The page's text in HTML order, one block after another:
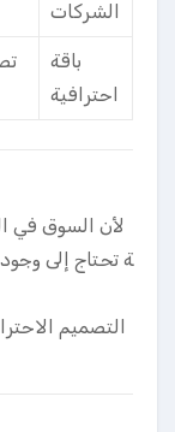
الشركات
باقة
احترافية
لأن السوق في
ة تحتاج إلى
التصميم